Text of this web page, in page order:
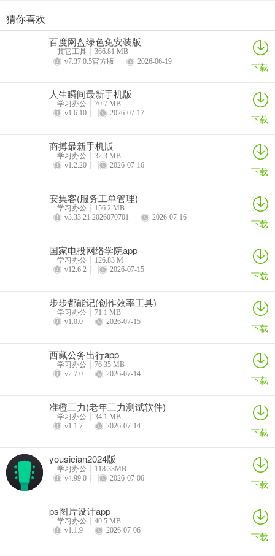
统第三方APP通知实时同步到电脑。
intel unison可以卸载吗
设备间的限制，实现多平台无缝互联。有了它，文件传输超便捷，能
在电脑和手机间快速传照片、文档等，无需数据线或第三方应用。还
支持在电脑上收发短信、接打电话，不用在手机和电脑间频繁切换。
比如办公时，能随时把手机中的资料传到电脑，处理公务更高效。连
接后，能直接在电脑上查看手机通知、图库等。操作也简单，手机和
电脑安装好后，开启蓝牙，通过扫描二维码或文本代码配对就行。而
决于你的需求。如果之后你不再需要这种便捷的设备互联功能，是可
以卸载的。但要是还想用它来提升工作效率、方便文件传输等，那就
Intel Unison最新手机版常见问题
答：在本站下载安装 Intel Unison PC 应用及手机 APP，首次打开需
扫码或者文本代码配对。手机电脑可不在同一局域网，但蓝牙必须开
重连，中途关闭应用不影响。
答：可以。能直接在电脑上收发短信，不过无法显示手机上的历史信
息。有新短信时，会同步到电脑上。
答：支持。能访问通讯录进行拨打接听电话的操作，但没有通话记
录。
问：如何实现文件传输？
答：文件传输方便，可直接拖动文件到软件或手动选择传输。除局域
步步都能记(创作效率工具)
西藏公务出行app
详情
准橙三力(老年三力测试软件)
绿联私有云官方版
猜你喜欢
百度网盘绿色免安装版
其它工具
366.81 MB
v7.37.0.5官方版
2026-06-19 下载
人生瞬间最新手机版
学习办公
70.7 MB
v1.6.10
2026-07-17 下载
商搏最新手机版
学习办公
32.3 MB
v1.2.20
2026-07-16 下载
安集客(服务工单管理)
学习办公
156.2 MB
v3.33.21.2026070701
2026-07-16 下载
国家电投网络学院app
学习办公
126.83 M
v12.6.2
2026-07-15 下载
步步都能记(创作效率工具)
学习办公
71.1 MB
v1.0.0
2026-07-15 下载
西藏公务出行app
学习办公
76.35 MB
v2.7.0
2026-07-14 下载
准橙三力(老年三力测试软件)
学习办公
34.1 MB
v1.1.7
2026-07-14 下载
yousician2024版
学习办公
118.33MB
v4.99.0
2026-07-06 下载
ps图片设计app
学习办公
40.5 MB
v1.1.9
2026-07-06 下载